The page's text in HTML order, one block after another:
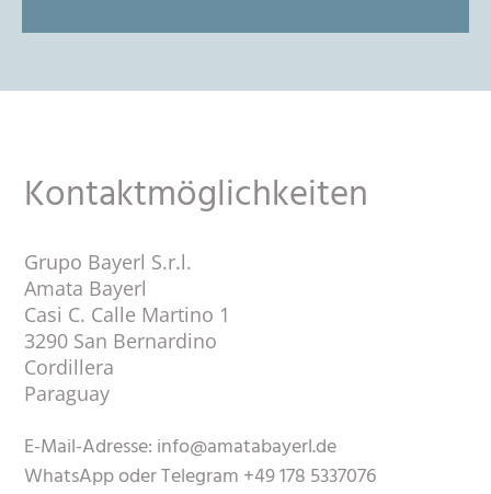
Kontaktmöglichkeiten
Grupo Bayerl S.r.l.
Amata Bayerl
Casi C. Calle Martino 1
3290 San Bernardino
Cordillera
Paraguay
E-Mail-Adresse: info@amatabayerl.de
WhatsApp oder Telegram +49 178 5337076